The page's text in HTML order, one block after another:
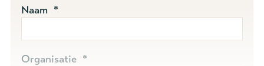
Naam *
Organisatie *